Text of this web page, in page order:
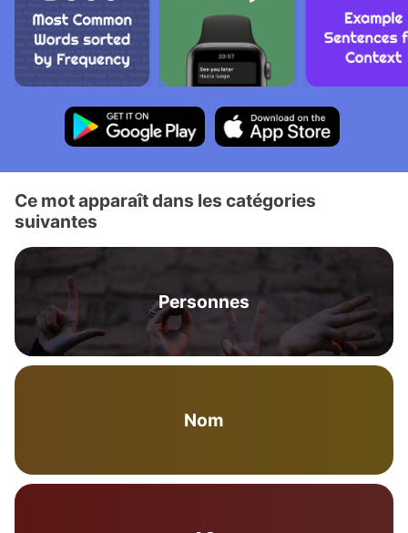
Ce mot apparaît dans les catégories
suivantes
Personnes
Nom